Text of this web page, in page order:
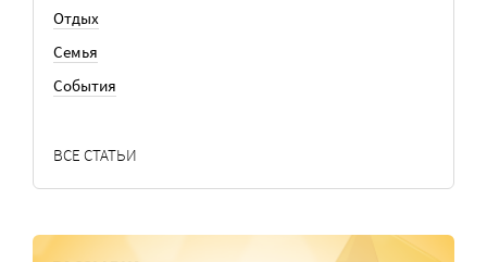
Отдых
Семья
События
ВСЕ СТАТЬИ